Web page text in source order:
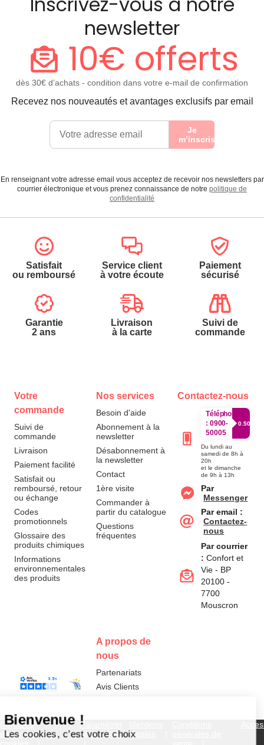
newsletter
10€ offerts
dès 30€ d’achats - condition dans votre e-mail de confirmation
Recevez nos nouveautés et avantages exclusifs par email
Je
m’inscris
En renseignant votre adresse email vous acceptez de recevoir nos newsletters par
courrier électronique et vous prenez connaissance de notre politique de
confidentialité
Satisfait
ou remboursé
Service client
à votre écoute
Paiement
sécurisé
Garantie
2 ans
Livraison
à la carte
Suivi de
commande
Votre
commande
Suivi de
commande
Livraison
Paiement facilité
Satisfait ou
remboursé, retour
ou échange
Codes
promotionnels
Glossaire des
produits chimiques
Informations
environnementales
des produits
Nos services
Besoin d'aide
Abonnement à la
newsletter
Désabonnement à
la newsletter
Contact
1ère visite
Commander à
partir du catalogue
Questions
fréquentes
A propos de
nous
Partenariats
Avis Clients
Contactez-nous
Téléphone
: 0900-
50005
0.50€/
Du lundi au
samedi de 8h à
20h
et le dimanche
de 9h à 13h
Par
Messenger
Par email :
Contactez-
nous
Par courrier
: Confort et
Vie - BP
20100 -
7700
Mouscron
Données
personnelles et
Paramétrer
les cookies
légales